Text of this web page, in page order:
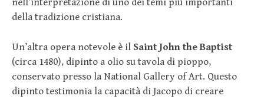
della tradizione cristiana.
Un’altra opera notevole è il Saint John the Baptist
(circa 1480), dipinto a olio su tavola di pioppo,
conservato presso la National Gallery of Art. Questo
dipinto testimonia la capacità di Jacopo di creare